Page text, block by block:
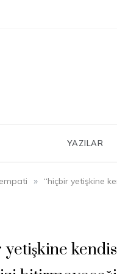
YAZILAR
empati » “hiçbir yetişkine